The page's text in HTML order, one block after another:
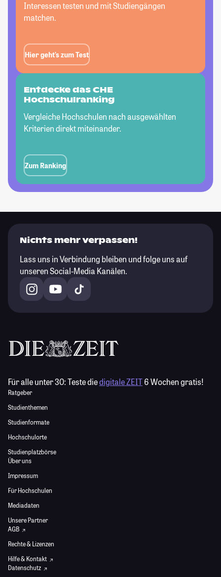
Interessen testen und mit Studiengängen
matchen.
Hier geht’s zum Test
Entdecke das CHE
Hochschulranking
Vergleiche Hochschulen nach ausgewählten
Kriterien direkt miteinander.
Zum Ranking
Nichts mehr verpassen!
Lass uns in Verbindung bleiben und folge uns auf
unseren Social-Media Kanälen.
Für alle unter 30:Teste diedigitale ZEIT6 Wochen gratis!
Ratgeber
Studienthemen
Studienformate
Hochschulorte
Studienplatzbörse
Über uns
Impressum
Für Hochschulen
Mediadaten
Unsere Partner
AGB
Rechte & Lizenzen
Hilfe & Kontakt
Datenschutz